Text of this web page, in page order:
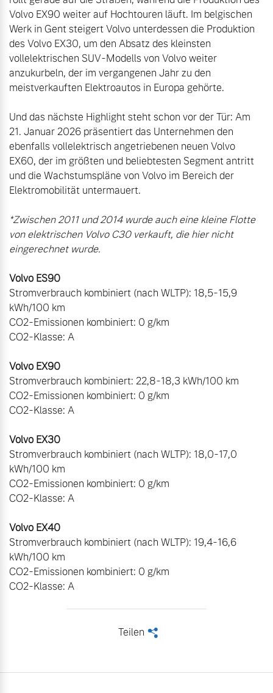
Volvo EX90 weiter auf Hochtouren läuft. Im belgischen
Werk in Gent steigert Volvo unterdessen die Produktion
des Volvo EX30, um den Absatz des kleinsten
vollelektrischen SUV-Modells von Volvo weiter
anzukurbeln, der im vergangenen Jahr zu den
meistverkauften Elektroautos in Europa gehörte.
Und das nächste Highlight steht schon vor der Tür: Am
21. Januar 2026 präsentiert das Unternehmen den
ebenfalls vollelektrisch angetriebenen neuen Volvo
EX60, der im größten und beliebtesten Segment antritt
und die Wachstumspläne von Volvo im Bereich der
Elektromobilität untermauert.
*Zwischen 2011 und 2014 wurde auch eine kleine Flotte
von elektrischen Volvo C30 verkauft, die hier nicht
Stromverbrauch kombiniert (nach WLTP): 18,5-15,9
kWh/100 km
CO2-Emissionen kombiniert: 0 g/km
CO2-Klasse: A
Stromverbrauch kombiniert: 22,8-18,3 kWh/100 km
CO2-Emissionen kombiniert: 0 g/km
CO2-Klasse: A
Stromverbrauch kombiniert (nach WLTP): 18,0-17,0
kWh/100 km
CO2-Emissionen kombiniert: 0 g/km
CO2-Klasse: A
Stromverbrauch kombiniert (nach WLTP): 19,4-16,6
kWh/100 km
CO2-Emissionen kombiniert: 0 g/km
CO2-Klasse: A
Teilen <